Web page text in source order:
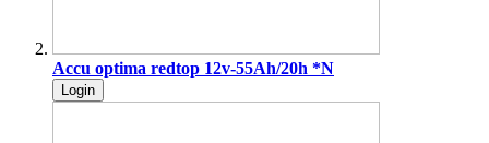
Accu optima redtop 12v-55Ah/20h *N
Login